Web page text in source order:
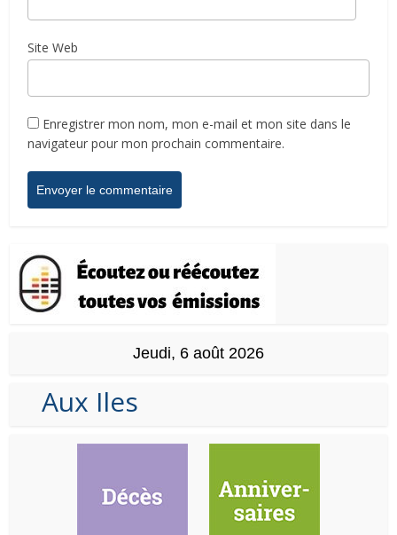
Site Web
Enregistrer mon nom, mon e-mail et mon site dans le
navigateur pour mon prochain commentaire.
Jeudi, 6 août 2026
Aux Iles